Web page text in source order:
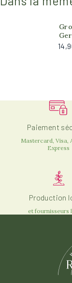
Paiement
Mastercard, Visa,
Express
Production
et fournisseurs